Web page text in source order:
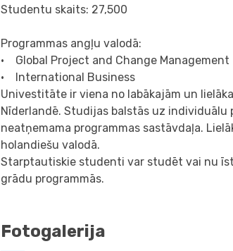
Studentu skaits: 27,500
Programmas angļu valodā:
• Global Project and Change Management
• International Business
Univestitāte ir viena no labākajām un
Nīderlandē. Studijas balstās uz individuālu
neatņemama programmas sastāvdaļa.
holandiešu valodā.
Starptautiskie studenti var studēt vai nu
grādu programmās.
Fotogalerija